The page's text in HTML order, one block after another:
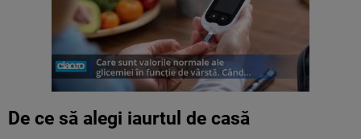
De ce să alegi iaurtul de casă